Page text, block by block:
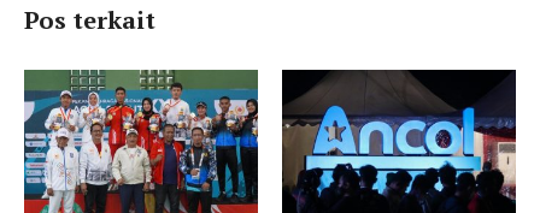
Pos terkait